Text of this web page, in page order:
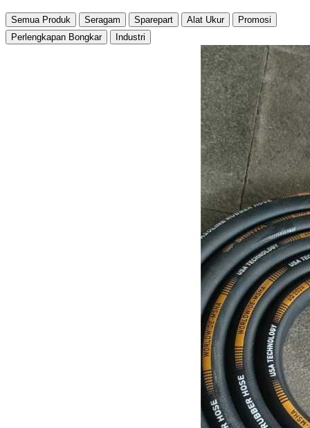
Semua Produk Seragam Sparepart Alat Ukur
Promosi
Perlengkapan Bongkar
Industri